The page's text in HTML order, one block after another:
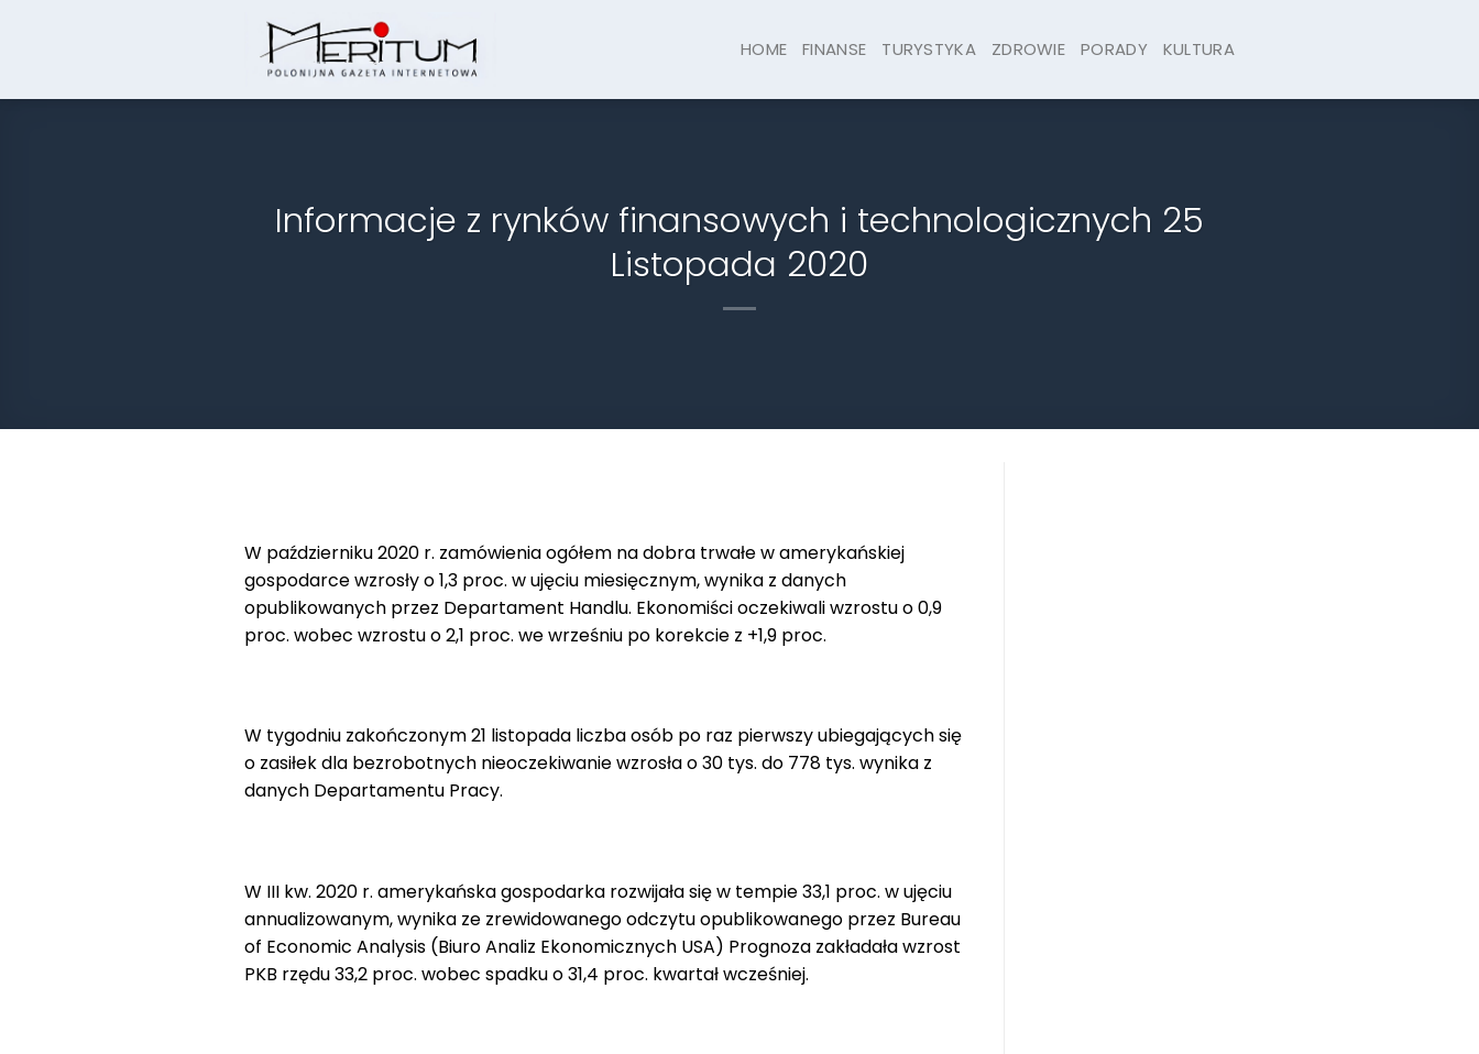
HOME FINANSE TURYSTYKA ZDROWIE PORADY KULTURA
Informacje z rynków finansowych i technologicznych 25
Listopada 2020
W październiku 2020 r. zamówienia ogółem na dobra trwałe w amerykańskiej
gospodarce wzrosły o 1,3 proc. w ujęciu miesięcznym, wynika z danych
opublikowanych przez Departament Handlu. Ekonomiści oczekiwali wzrostu o 0,9
proc. wobec wzrostu o 2,1 proc. we wrześniu po korekcie z +1,9 proc.
W tygodniu zakończonym 21 listopada liczba osób po raz pierwszy ubiegających się
o zasiłek dla bezrobotnych nieoczekiwanie wzrosła o 30 tys. do 778 tys. wynika z
danych Departamentu Pracy.
W III kw. 2020 r. amerykańska gospodarka rozwijała się w tempie 33,1 proc. w ujęciu
annualizowanym, wynika ze zrewidowanego odczytu opublikowanego przez Bureau
of Economic Analysis (Biuro Analiz Ekonomicznych USA) Prognoza zakładała wzrost
PKB rzędu 33,2 proc. wobec spadku o 31,4 proc. kwartał wcześniej.